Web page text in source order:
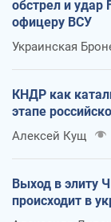
обстрел и удар
офицеру ВСУ
Украинская
КНДР как
этапе
Алексей Кущ
Выход в элиту
происходит в